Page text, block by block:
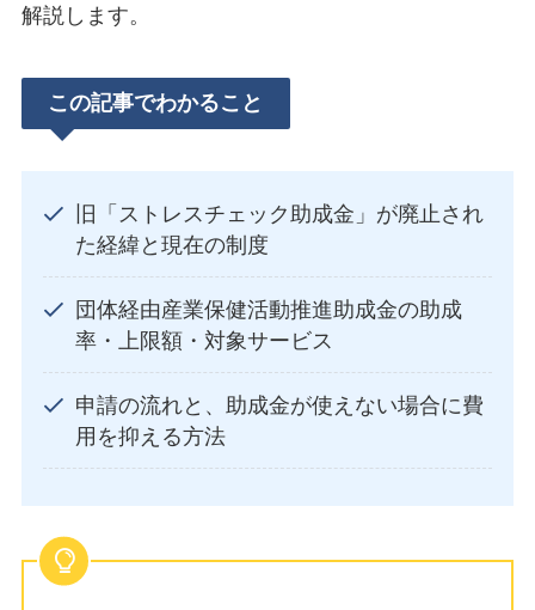
解説します。
この記事でわかること
旧「ストレスチェック助成金」が廃止され
た経緯と現在の制度
団体経由産業保健活動推進助成金の助成
率・上限額・対象サービス
申請の流れと、助成金が使えない場合に費
用を抑える方法